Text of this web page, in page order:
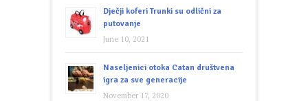
Dječji koferi Trunki su odlični za
putovanje
June 10, 2021
Naseljenici otoka Catan društvena
igra za sve generacije
November 17, 2020